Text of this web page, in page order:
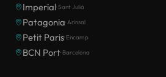
Imperial· Sant Julià
Patagonia· Arinsal
Petit Paris· Encamp
BCN Port· Barcelona